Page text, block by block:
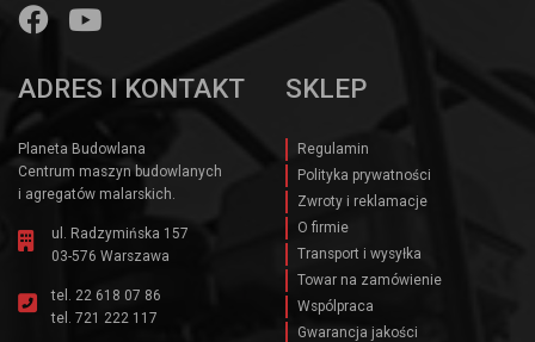
ADRES I KONTAKT
Planeta Budowlana
Centrum maszyn budowlanych
i agregatów malarskich.
ul. Radzymińska 157
03-576 Warszawa
tel. 22 618 07 86
tel. 721 222 117
SKLEP
Regulamin
Polityka prywatności
Zwroty i reklamacje
O firmie
Transport i wysyłka
Towar na zamówienie
Wspólpraca
Gwarancja jakości